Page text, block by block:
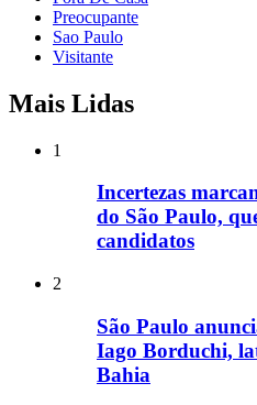
Preocupante
Sao Paulo
Visitante
Mais Lidas
1
Incertezas
do São Paulo,
candidatos
2
São Paulo
Iago Borduchi,
Bahia